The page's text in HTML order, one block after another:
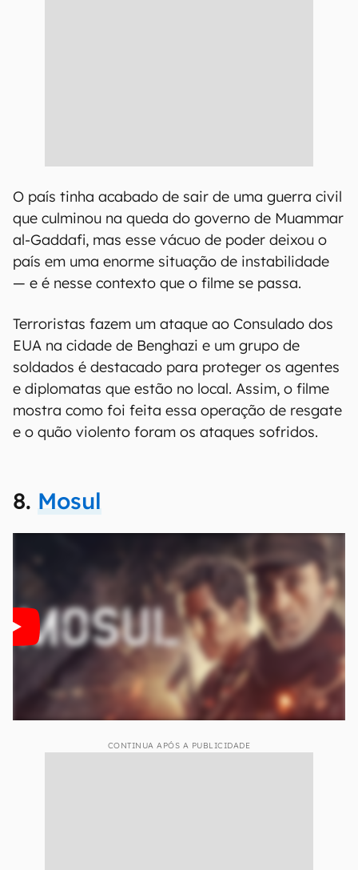
O país tinha acabado de sair de uma guerra civil
que culminou na queda do governo de Muammar
al-Gaddafi, mas esse vácuo de poder deixou o
país em uma enorme situação de instabilidade
— e é nesse contexto que o filme se passa.
Terroristas fazem um ataque ao Consulado dos
EUA na cidade de Benghazi e um grupo de
soldados é destacado para proteger os agentes
e diplomatas que estão no local. Assim, o filme
mostra como foi feita essa operação de resgate
e o quão violento foram os ataques sofridos.
8. Mosul
CONTINUA APÓS A PUBLICIDADE